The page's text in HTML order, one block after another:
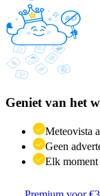
Geniet van het
Meteovista
Geen
Elk moment